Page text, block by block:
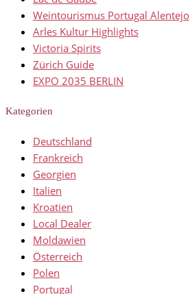
Weintourismus Portugal Alentejo
Arles Kultur Highlights
Victoria Spirits
Zürich Guide
EXPO 2035 BERLIN
Kategorien
Deutschland
Frankreich
Georgien
Italien
Kroatien
Local Dealer
Moldawien
Österreich
Polen
Portugal